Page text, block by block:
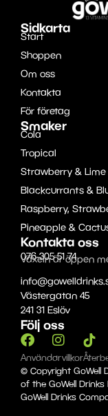
Sidkarta
Start
Shoppen
Om oss
Kontakta
För företag
Smaker
Cola
Tropical
Strawberry & Lime
Blackcurrants &
Raspberry,
Pineapple &
Kontakta oss
076-305 51 74
Växeln är öppen
Västergatan 45
241 31 Eslöv
Följ oss
Användarvillkor
© Copyright GoWell
of the GoWell
GoWell Drinks